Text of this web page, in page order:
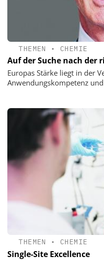
THEMEN • CHEMIE
Auf der Suche nach der
Europas Stärke liegt in der
Anwendungskompetenz
THEMEN • CHEMIE
Single-Site Excellence